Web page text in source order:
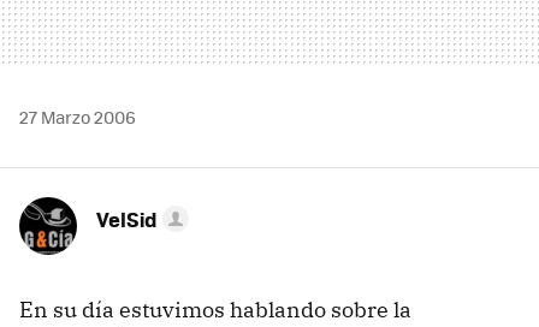
27 Marzo 2006
VelSid
En su día estuvimos hablando sobre la